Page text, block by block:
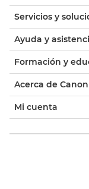
Servicios y
Ayuda y
Formación y
Acerca de Canon
Mi cuenta